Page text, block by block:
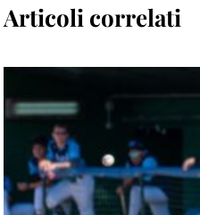
Articoli correlati